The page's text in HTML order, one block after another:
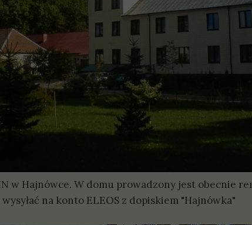
w Hajnówce. W domu prowadzony jest obecnie
na konto ELEOS z dopiskiem "Hajnówka"